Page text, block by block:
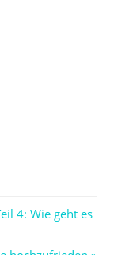
4: Wie geht es